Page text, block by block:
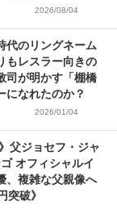
2026/08/04
代のリングネーム
もレスラー向きの
司が明かす「棚橋
になれたのか？
2026/01/04
父ジョセフ・ジャ
オフィシャルイ
、複雑な父親像へ
突破》